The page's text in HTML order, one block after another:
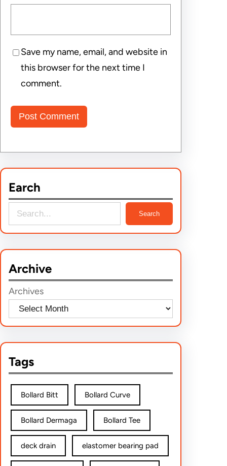
Save my name, email, and website in
this browser for the next time I
comment.
Earch
e
c
h
Search
Archive
Archives
Tags
Bollard Bitt Bollard Curve
Bollard Dermaga Bollard Tee
deck drain elastomer bearing pad